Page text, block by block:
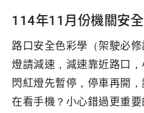
114年11月份機關安
路口安全色彩學（架駛必
燈請減速，減速靠近路口，
閃紅燈先暫停，停車再開
在看手機？小心錯過更重